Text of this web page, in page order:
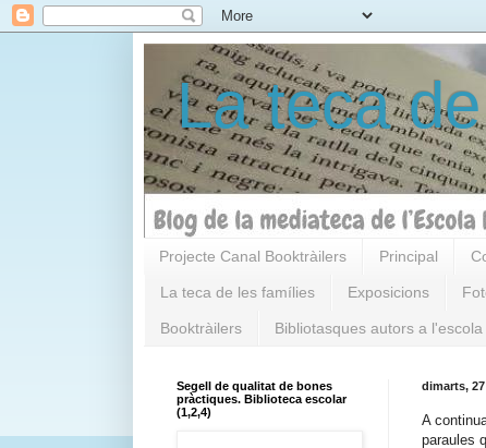
La teca
Projecte Canal Booktràilers Principal
La teca de les famílies Exposicions
Booktràilers Bibliotasques autors a l'escola
dimarts,
A
paraules
Segell de qualitat de bones
pràctiques. Biblioteca escolar
(1,2,4)